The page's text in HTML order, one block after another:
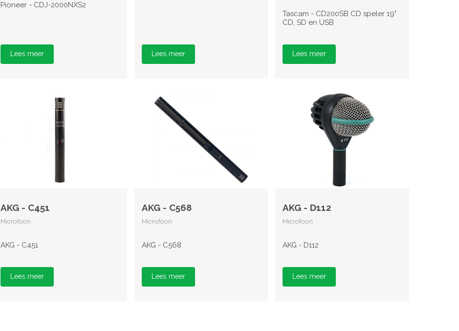
Pioneer - CDJ-2000NXS2
Lees meer Lees meer
Tascam - CD200SB CD speler 19"
CD, SD en USB
Lees meer
AKG - C451
Microfoon
AKG - C451
Lees meer
AKG - C568
Microfoon
AKG - C568
Lees meer
AKG - D112
Microfoon
AKG - D112
Lees meer